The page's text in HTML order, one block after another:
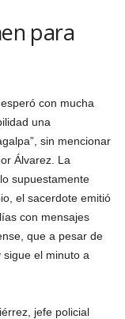
para
con mucha
una
sin mencionar
Álvarez. La
supuestamente
el sacerdote emitió
con mensajes
que a pesar de
el minuto a
jefe policial